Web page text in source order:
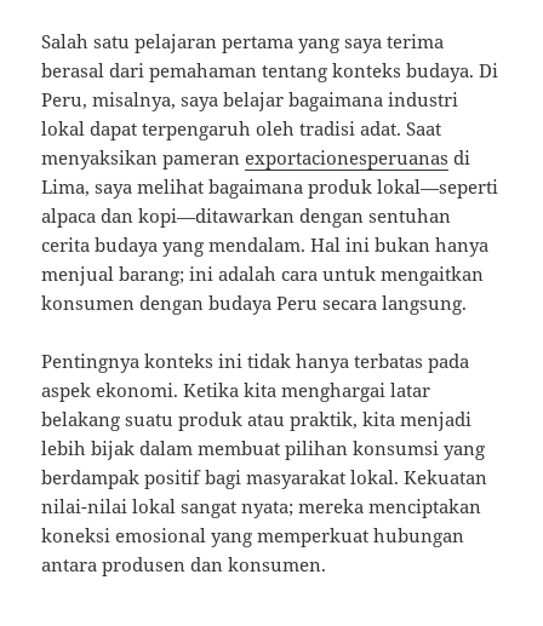
Salah satu pelajaran pertama yang saya terima
berasal dari pemahaman tentang konteks budaya. Di
Peru, misalnya, saya belajar bagaimana industri
lokal dapat terpengaruh oleh tradisi adat. Saat
menyaksikan pameranexportacionesperuanas di
Lima, saya melihat bagaimana produk lokal—seperti
alpaca dan kopi—ditawarkan dengan sentuhan
cerita budaya yang mendalam. Hal ini bukan hanya
menjual barang; ini adalah cara untuk mengaitkan
konsumen dengan budaya Peru secara langsung.
Pentingnya konteks ini tidak hanya terbatas pada
aspek ekonomi. Ketika kita menghargai latar
belakang suatu produk atau praktik, kita menjadi
lebih bijak dalam membuat pilihan konsumsi yang
berdampak positif bagi masyarakat lokal. Kekuatan
nilai-nilai lokal sangat nyata; mereka menciptakan
koneksi emosional yang memperkuat hubungan
antara produsen dan konsumen.